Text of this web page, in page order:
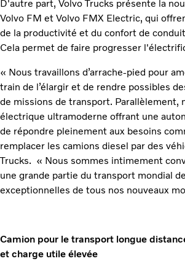
D'autre part, Volvo Trucks présente la
Volvo FM et Volvo FMX Electric, qui
de la productivité et du confort de
Cela permet de faire progresser
« Nous travaillons d’arrache-pied pour
train de l’élargir et de rendre possibles
de missions de transport. Parallèlement,
électrique ultramoderne offrant une
de répondre pleinement aux besoins
remplacer les camions diesel par des
Trucks. « Nous sommes intimement
une grande partie du transport mondial
exceptionnelles de tous nos nouveaux
Camion pour le transport longue
et charge utile élevée